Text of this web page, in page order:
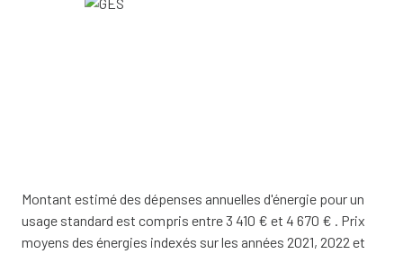
Montant estimé des dépenses annuelles d'énergie pour un
usage standard est compris entre 3 410 € et 4 670 € . Prix
moyens des énergies indexés sur les années 2021, 2022 et